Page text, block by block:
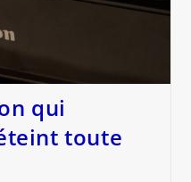
qui
toute